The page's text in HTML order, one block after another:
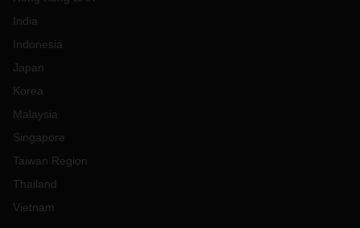
India
Indonesia
Japan
Korea
Malaysia
Singapore
Taiwan Region
Thailand
Vietnam